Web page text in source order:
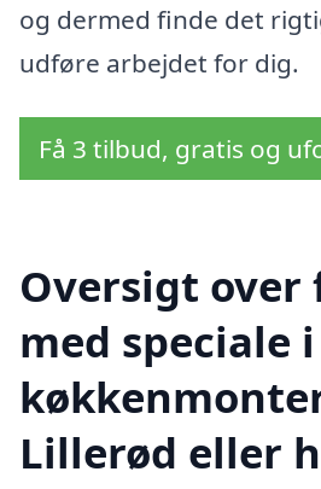
og dermed finde det
udføre arbejdet for dig.
Få 3 tilbud, gratis og
Oversigt
med speciale i
Lillerød eller